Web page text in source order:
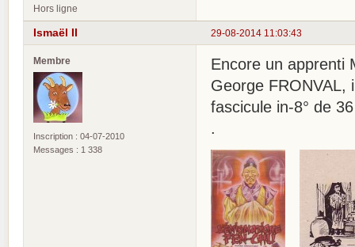
Hors ligne
29-08-2014 11:03:43
Ismaël II
Membre
Inscription : 04-07-2010
Messages : 1 338
Encore un apprenti
George FRONVAL,
fascicule in-8° de
.